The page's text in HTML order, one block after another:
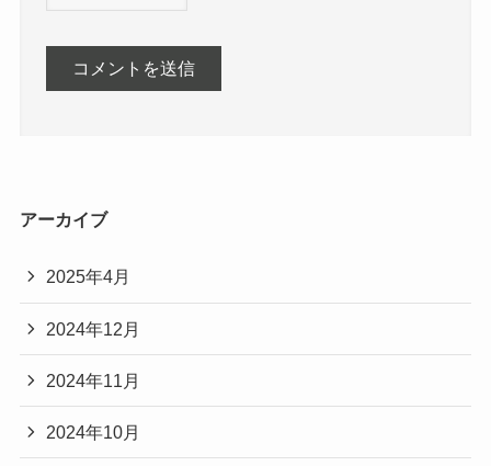
アーカイブ
2025年4月
2024年12月
2024年11月
2024年10月